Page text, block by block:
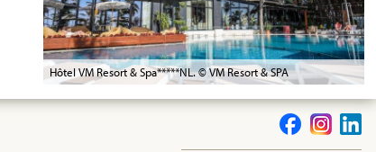
Hôtel VM Resort & Spa*****NL. © VM Resort & SPA